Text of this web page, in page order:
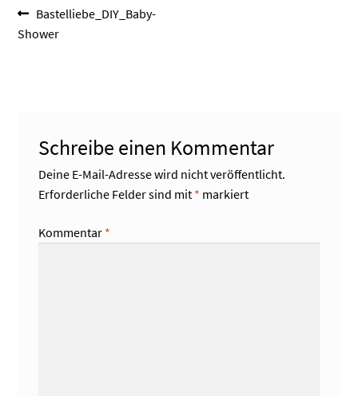
Beitragsnavigation
Vorheriger
Beitrag:
Bastelliebe_DIY_Baby-
Shower
Schreibe einen Kommentar
Deine E-Mail-Adresse wird nicht veröffentlicht.
Erforderliche Felder sind mit * markiert
Kommentar *